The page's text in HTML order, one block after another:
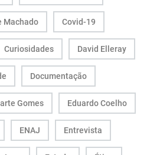
Machado Covid-19
Curiosidades David Elleray
Documentação
Gomes Eduardo Coelho
ENAJ Entrevista